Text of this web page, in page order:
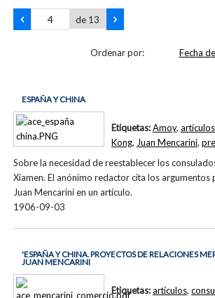
de 13
Ordenar por: Fecha
ESPAÑA Y CHINA
Sobre la necesidad de reestablecer los
Xiamen. El anónimo redactor cita los
Juan Mencarini en un artículo.
1906-09-03
Etiquetas:Amoy, artículos
Kong, Juan Mencarini,
'ESPAÑA Y CHINA. PROYECTOS DE RELACIONES
JUAN MENCARINI
Etiquetas:artículos,